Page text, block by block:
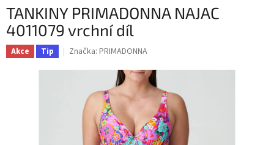
TANKINY PRIMADONNA NAJAC
4011079 vrchní díl
Akce Tip Značka: PRIMADONNA